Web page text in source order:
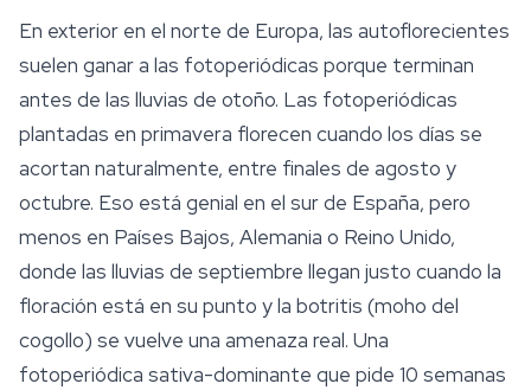
En exterior en el norte de Europa, las autoflorecientes
suelen ganar a las fotoperiódicas porque terminan
antes de las lluvias de otoño. Las fotoperiódicas
plantadas en primavera florecen cuando los días se
acortan naturalmente, entre finales de agosto y
octubre. Eso está genial en el sur de España, pero
menos en Países Bajos, Alemania o Reino Unido,
donde las lluvias de septiembre llegan justo cuando la
floración está en su punto y la botritis (moho del
cogollo) se vuelve una amenaza real. Una
fotoperiódica sativa-dominante que pide 10 semanas